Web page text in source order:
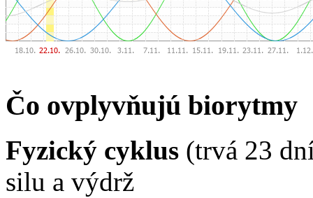
Čo ovplyvňujú biorytmy
Fyzický cyklus (trvá 23
silu a výdrž